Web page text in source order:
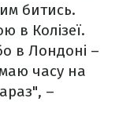
битись.
в Колізеї.
в Лондоні –
часу на
–